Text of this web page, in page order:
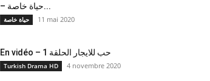
– حياة خاصة...
حياة خاصة 11 mai 2020
En vidéo – حب للايجار الحلقة 1
Turkish Drama HD 4 novembre 2020